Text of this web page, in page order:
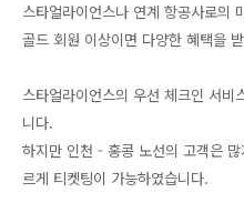
스타얼라이언스나 연계 항공사로의
골드 회원 이상이면 다양한 혜택을
스타얼라이언스의 우선 체크인 서
니다.
하지만 인천 - 홍콩 노선의 고객은
르게 티켓팅이 가능하였습니다.